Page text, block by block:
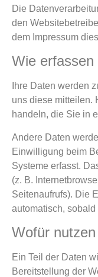
Die
den
dem Impressum
Wie
Ihre Daten werden
uns diese mitteilen.
handeln, die Sie in
Andere Daten
Einwilligung beim
Systeme erfasst.
(z. B.
Seitenaufrufs). Die
automatisch,
Wofür
Ein Teil der Daten
Bereitstellung der